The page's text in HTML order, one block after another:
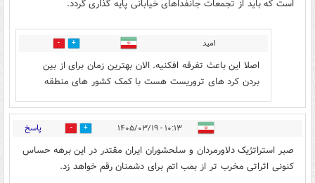
است که باید از تجمعات جانفداهای خیابانی پایه گذاری گردد.
امید 0
اصلا این باعث تفرقه افکنیه. الان بهترین زمان برای از بین
بردن کرد های تروریست هست با کمک کشور های منطقه
۱۰:۱۳ - ۱۴۰۵/۰۳/۱۹ 4 پاسخ
صبر استراتژیک دلاورمردان و سلحشوران ایران مقتدر در این برهه حساس
کنونی اثراتی مخرب تر از بمب اتم برای دشمنان رقم خواهد زد.